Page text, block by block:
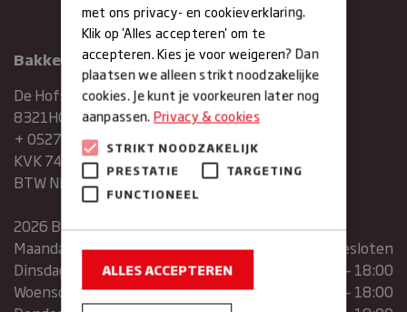
Bakkerij Maxima
De Hofstee 1
8321HG Urk
+ 0527683454
KVK 74286293
BTW NR. NL859839151B01
2026 Bakkerij Maxima
Maandag
gesloten
Dinsdag
07:30 – 13:00 | 14:00 – 18:00
Woensdag
07:30 – 13:00 | 14:00 – 18:00
met ons privacy- en cookieverklaring.
Klik op 'Alles accepteren' om te
accepteren. Kies je voor weigeren? Dan
plaatsen we alleen strikt noodzakelijke
cookies. Je kunt je voorkeuren later nog
aanpassen.Privacy & cookies
STRIKT NOODZAKELIJK
PRESTATIE
TARGETING
FUNCTIONEEL
ALLES ACCEPTEREN